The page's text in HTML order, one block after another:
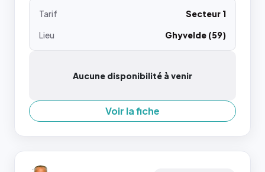
Tarif
Secteur 1
Lieu
Ghyvelde (59)
Aucune disponibilité à venir
Voir la fiche